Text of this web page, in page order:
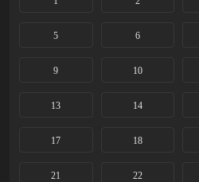
5 6
9 10
13 14
17 18
21 22